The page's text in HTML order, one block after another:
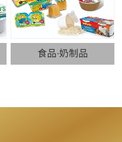
食品·奶制品